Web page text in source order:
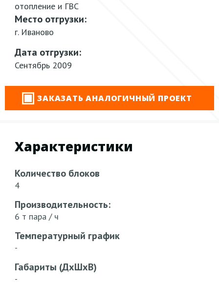
отопление и ГВС
Место отгрузки:
г. Иваново
Дата отгрузки:
Сентябрь 2009
ЗАКАЗАТЬ АНАЛОГИЧНЫЙ ПРОЕКТ
Характеристики
Количество блоков
4
Производительность:
6 т пара / ч
Температурный график
-
Габариты (ДхШхВ)
-